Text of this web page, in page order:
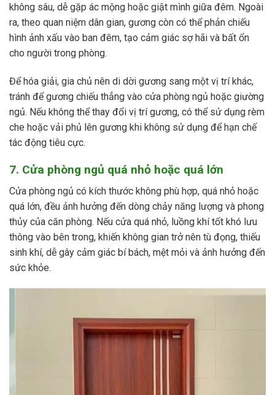
không sâu, dễ gặp ác mộng hoặc giật mình giữa đêm. Ngoài
ra, theo quan niệm dân gian, gương còn có thể phản chiếu
hình ảnh xấu vào ban đêm, tạo cảm giác sợ hãi và bất ổn
cho người trong phòng.
Để hóa giải, gia chủ nên di dời gương sang một vị trí khác,
tránh để gương chiếu thẳng vào cửa phòng ngủ hoặc giường
ngủ. Nếu không thể thay đổi vị trí gương, có thể sử dụng rèm
che hoặc vải phủ lên gương khi không sử dụng để hạn chế
tác động tiêu cực.
7. Cửa phòng ngủ quá nhỏ hoặc quá lớn
Cửa phòng ngủ có kích thước không phù hợp, quá nhỏ hoặc
quá lớn, đều ảnh hưởng đến dòng chảy năng lượng và phong
thủy của căn phòng. Nếu cửa quá nhỏ, luồng khí tốt khó lưu
thông vào bên trong, khiến không gian trở nên tù đọng, thiếu
sinh khí, dễ gây cảm giác bí bách, mệt mỏi và ảnh hưởng đến
sức khỏe.